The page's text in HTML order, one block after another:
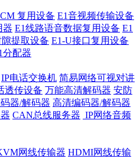
复用设备 E1音视频传输设备
器 E1线路语音数据复用设备 E1
隙提取设备 E1-U接口复用设备
分配器
IP电话交换机 简易网络可视对讲
透传设备 万能高清解码器 安防
器/解码器 高清编码器/解码器
CAN总线服务器 IP网络音频
网线传输器 HDMI网线传输